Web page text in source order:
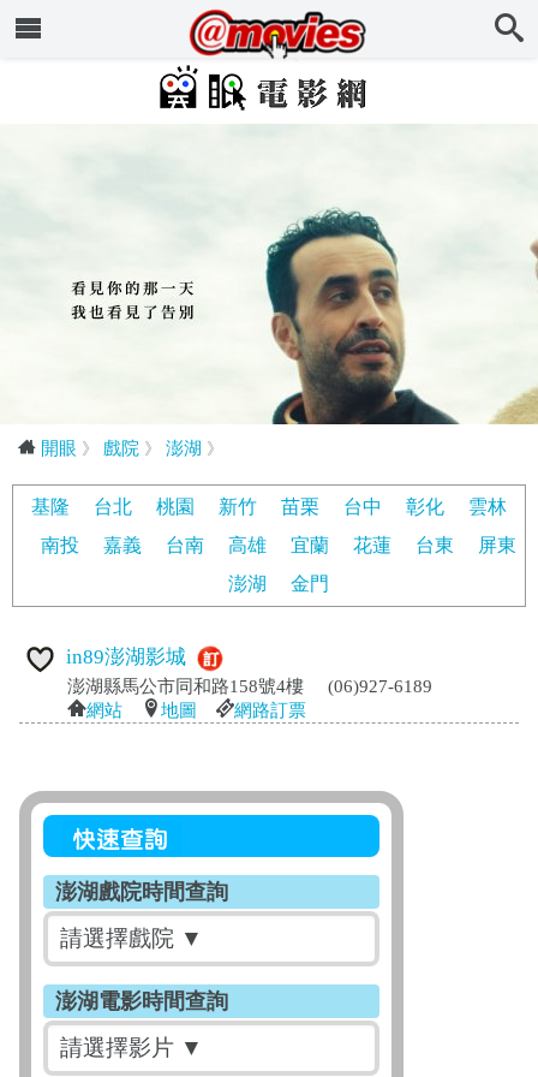
開眼 》 戲院 》 澎湖 》
基隆 台北 桃園 新竹 苗栗 台中 彰化
雲林
南投
嘉義 台南 高雄 宜蘭 花蓮 台東
屏東
澎湖
金門
in89澎湖影城
澎湖縣馬公市同和路158號4樓 (06)927-6189
網站
地圖 網路訂票
澎湖戲院時間查詢
澎湖電影時間查詢